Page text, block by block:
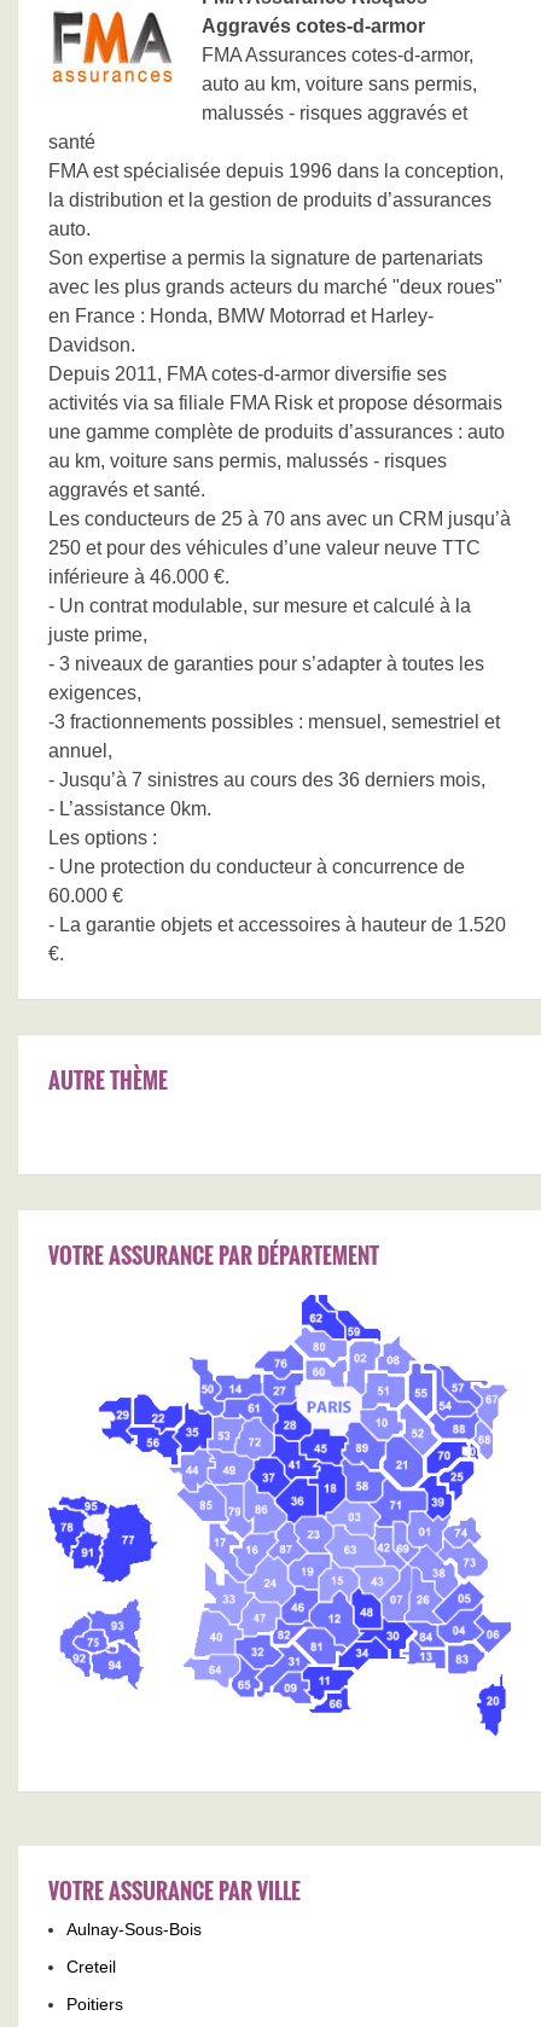
Aggravés cotes-d-armor
FMA Assurances cotes-d-armor,
auto au km, voiture sans permis,
malussés - risques aggravés et
santé
FMA est spécialisée depuis 1996 dans la conception,
la distribution et la gestion de produits d’assurances
auto.
Son expertise a permis la signature de partenariats
avec les plus grands acteurs du marché "deux roues"
en France : Honda, BMW Motorrad et Harley-
Davidson.
Depuis 2011, FMA cotes-d-armor diversifie ses
activités via sa filiale FMA Risk et propose désormais
une gamme complète de produits d’assurances : auto
au km, voiture sans permis, malussés - risques
aggravés et santé.
Les conducteurs de 25 à 70 ans avec un CRM jusqu’à
250 et pour des véhicules d’une valeur neuve TTC
inférieure à 46.000 €.
- Un contrat modulable, sur mesure et calculé à la
juste prime,
- 3 niveaux de garanties pour s’adapter à toutes les
exigences,
-3 fractionnements possibles : mensuel, semestriel et
annuel,
- Jusqu’à 7 sinistres au cours des 36 derniers mois,
- L’assistance 0km.
Les options :
- Une protection du conducteur à concurrence de
60.000 €
- La garantie objets et accessoires à hauteur de 1.520
€.
AUTRE THÈME
VOTRE ASSURANCE PAR DÉPARTEMENT
VOTRE ASSURANCE PAR VILLE
Aulnay-Sous-Bois
Creteil
Poitiers